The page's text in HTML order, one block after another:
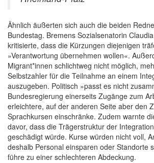
Ähnlich äußerten sich auch die beiden
Bundestag. Bremens Sozialsenatorin
kritisierte, dass die Kürzungen diejenigen
»Verantwortung übernehmen wollen«.
Migrant*innen schlichtweg nicht möglich,
Selbstzahler für die Teilnahme an einem
auszugeben. Politisch »passt es nicht
Bundesregierung einerseits Zugänge zum
erleichtere, auf der anderen Seite aber den
Sprachkursen einschränke. Zudem warnte
davor, dass die Trägerstruktur der
geschädigt würde. Kurse würden nicht voll,
deshalb Personal einsparen oder Standorte
führe zu einer schlechteren Abdeckung.